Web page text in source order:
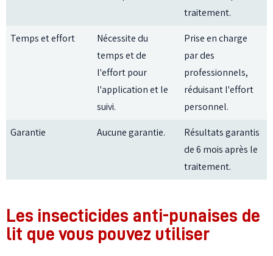
traitement.
Temps et effort
Nécessite du
temps et de
l'effort pour
l'application et le
suivi.
Prise en charge
par des
professionnels,
réduisant l'effort
personnel.
Garantie Aucune garantie.
Résultats garantis
de 6 mois après le
traitement.
Les insecticides anti-punaises de
lit que vous pouvez utiliser